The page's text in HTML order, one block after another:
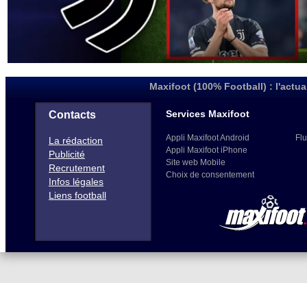
Maxifoot (100% Football) :
Contacts
La rédaction
Publicité
Recrutement
Infos légales
Liens football
Services Maxifoot
Appli Maxifoot Android
Appli Maxifoot iPhone
Site web Mobile
Choix de consentement